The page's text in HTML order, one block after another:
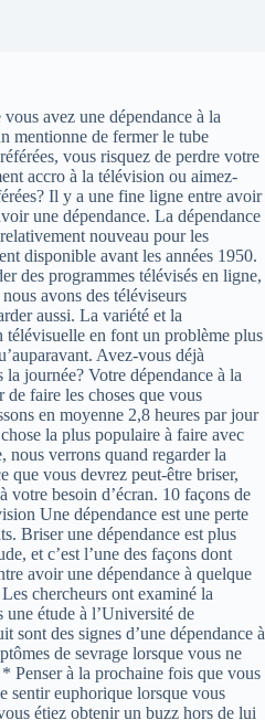
avez une dépendance à la
mentionne de fermer le tube
vous risquez de perdre votre
accro à la télévision ou aimez-
Il y a une fine ligne entre avoir
une dépendance. La dépendance
nouveau pour les
disponible avant les années 1950.
des programmes télévisés en ligne,
avons des téléviseurs
aussi. La variété et la
en font un problème plus
Avez-vous déjà
journée? Votre dépendance à la
faire les choses que vous
en moyenne 2,8 heures par jour
la plus populaire à faire avec
nous verrons quand regarder la
que vous devrez peut-être briser,
votre besoin d’écran. 10 façons de
Une dépendance est une perte
Briser une dépendance est plus
et c’est l’une des façons dont
avoir une dépendance à quelque
chercheurs ont examiné la
une étude à l’Université de
sont des signes d’une dépendance à
de sevrage lorsque vous ne
Penser à la prochaine fois que vous
sentir euphorique lorsque vous
étiez obtenir un buzz hors de lui